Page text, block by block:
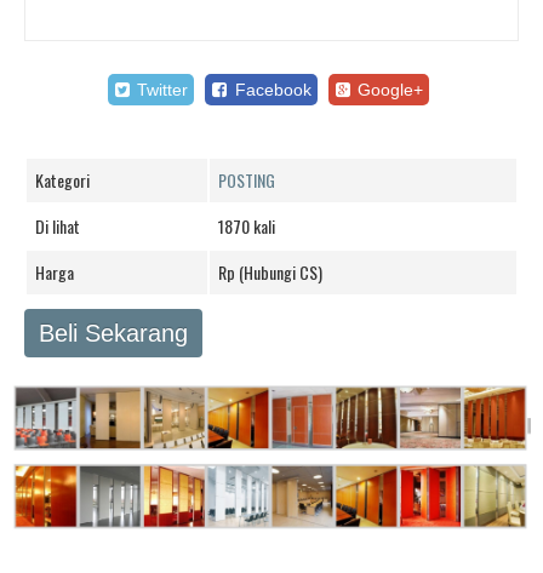
Twitter Facebook Google+
Kategori
POSTING
Di lihat
1870 kali
Harga
Rp (Hubungi CS)
Beli Sekarang